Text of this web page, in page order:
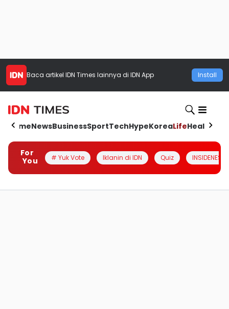
Baca artikel IDN Times lainnya di IDN App Install
HomeNewsBusinessSportTechHypeKoreaLifeHealth
For
You
# Yuk Vote Iklanin di IDN Quiz INSIDENESIA